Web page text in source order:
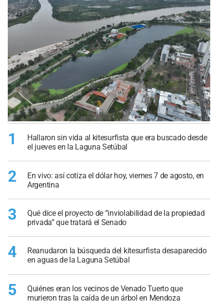
1
Hallaron sin vida al kitesurfista que era buscado desde
el jueves en la Laguna Setúbal
2
En vivo: así cotiza el dólar hoy, viernes 7 de agosto, en
Argentina
3
Qué dice el proyecto de “inviolabilidad de la propiedad
privada” que tratará el Senado
4
Reanudaron la búsqueda del kitesurfista desaparecido
en aguas de la Laguna Setúbal
5
Quiénes eran los vecinos de Venado Tuerto que
murieron tras la caída de un árbol en Mendoza